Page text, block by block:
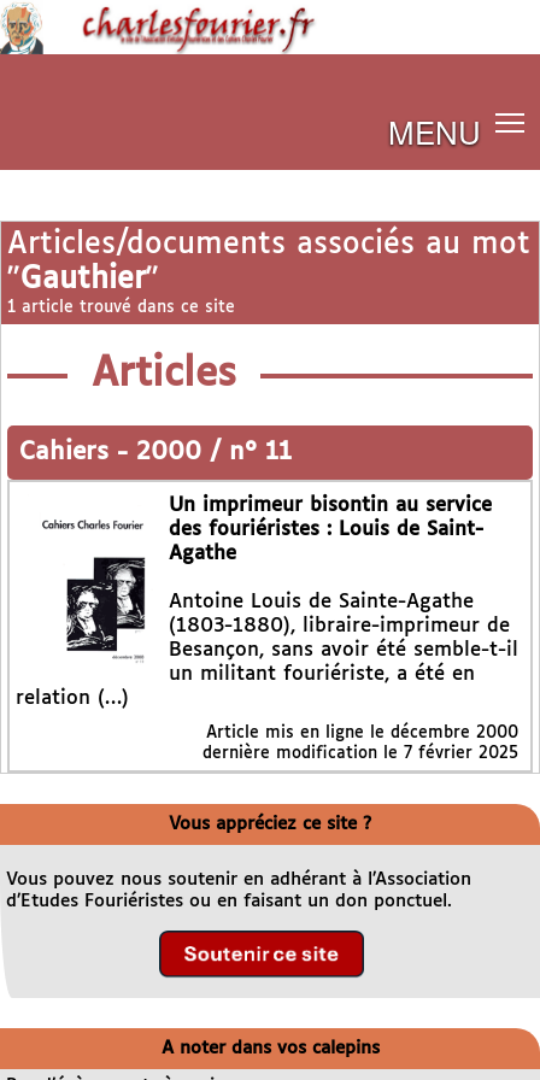
MENU
Articles/documents associés au mot
"Gauthier"
1 article trouvé dans ce site
Articles
Cahiers - 2000 / n° 11
Un imprimeur bisontin au service
des fouriéristes : Louis de Saint-
Agathe
Antoine Louis de Sainte-Agathe
(1803-1880), libraire-imprimeur de
Besançon, sans avoir été semble-t-il
un militant fouriériste, a été en
relation (…)
Article mis en ligne le décembre 2000
dernière modification le 7 février 2025
Vous appréciez ce site ?
Vous pouvez nous soutenir en adhérant à l’Association
d’Etudes Fouriéristes ou en faisant un don ponctuel.
A noter dans vos calepins